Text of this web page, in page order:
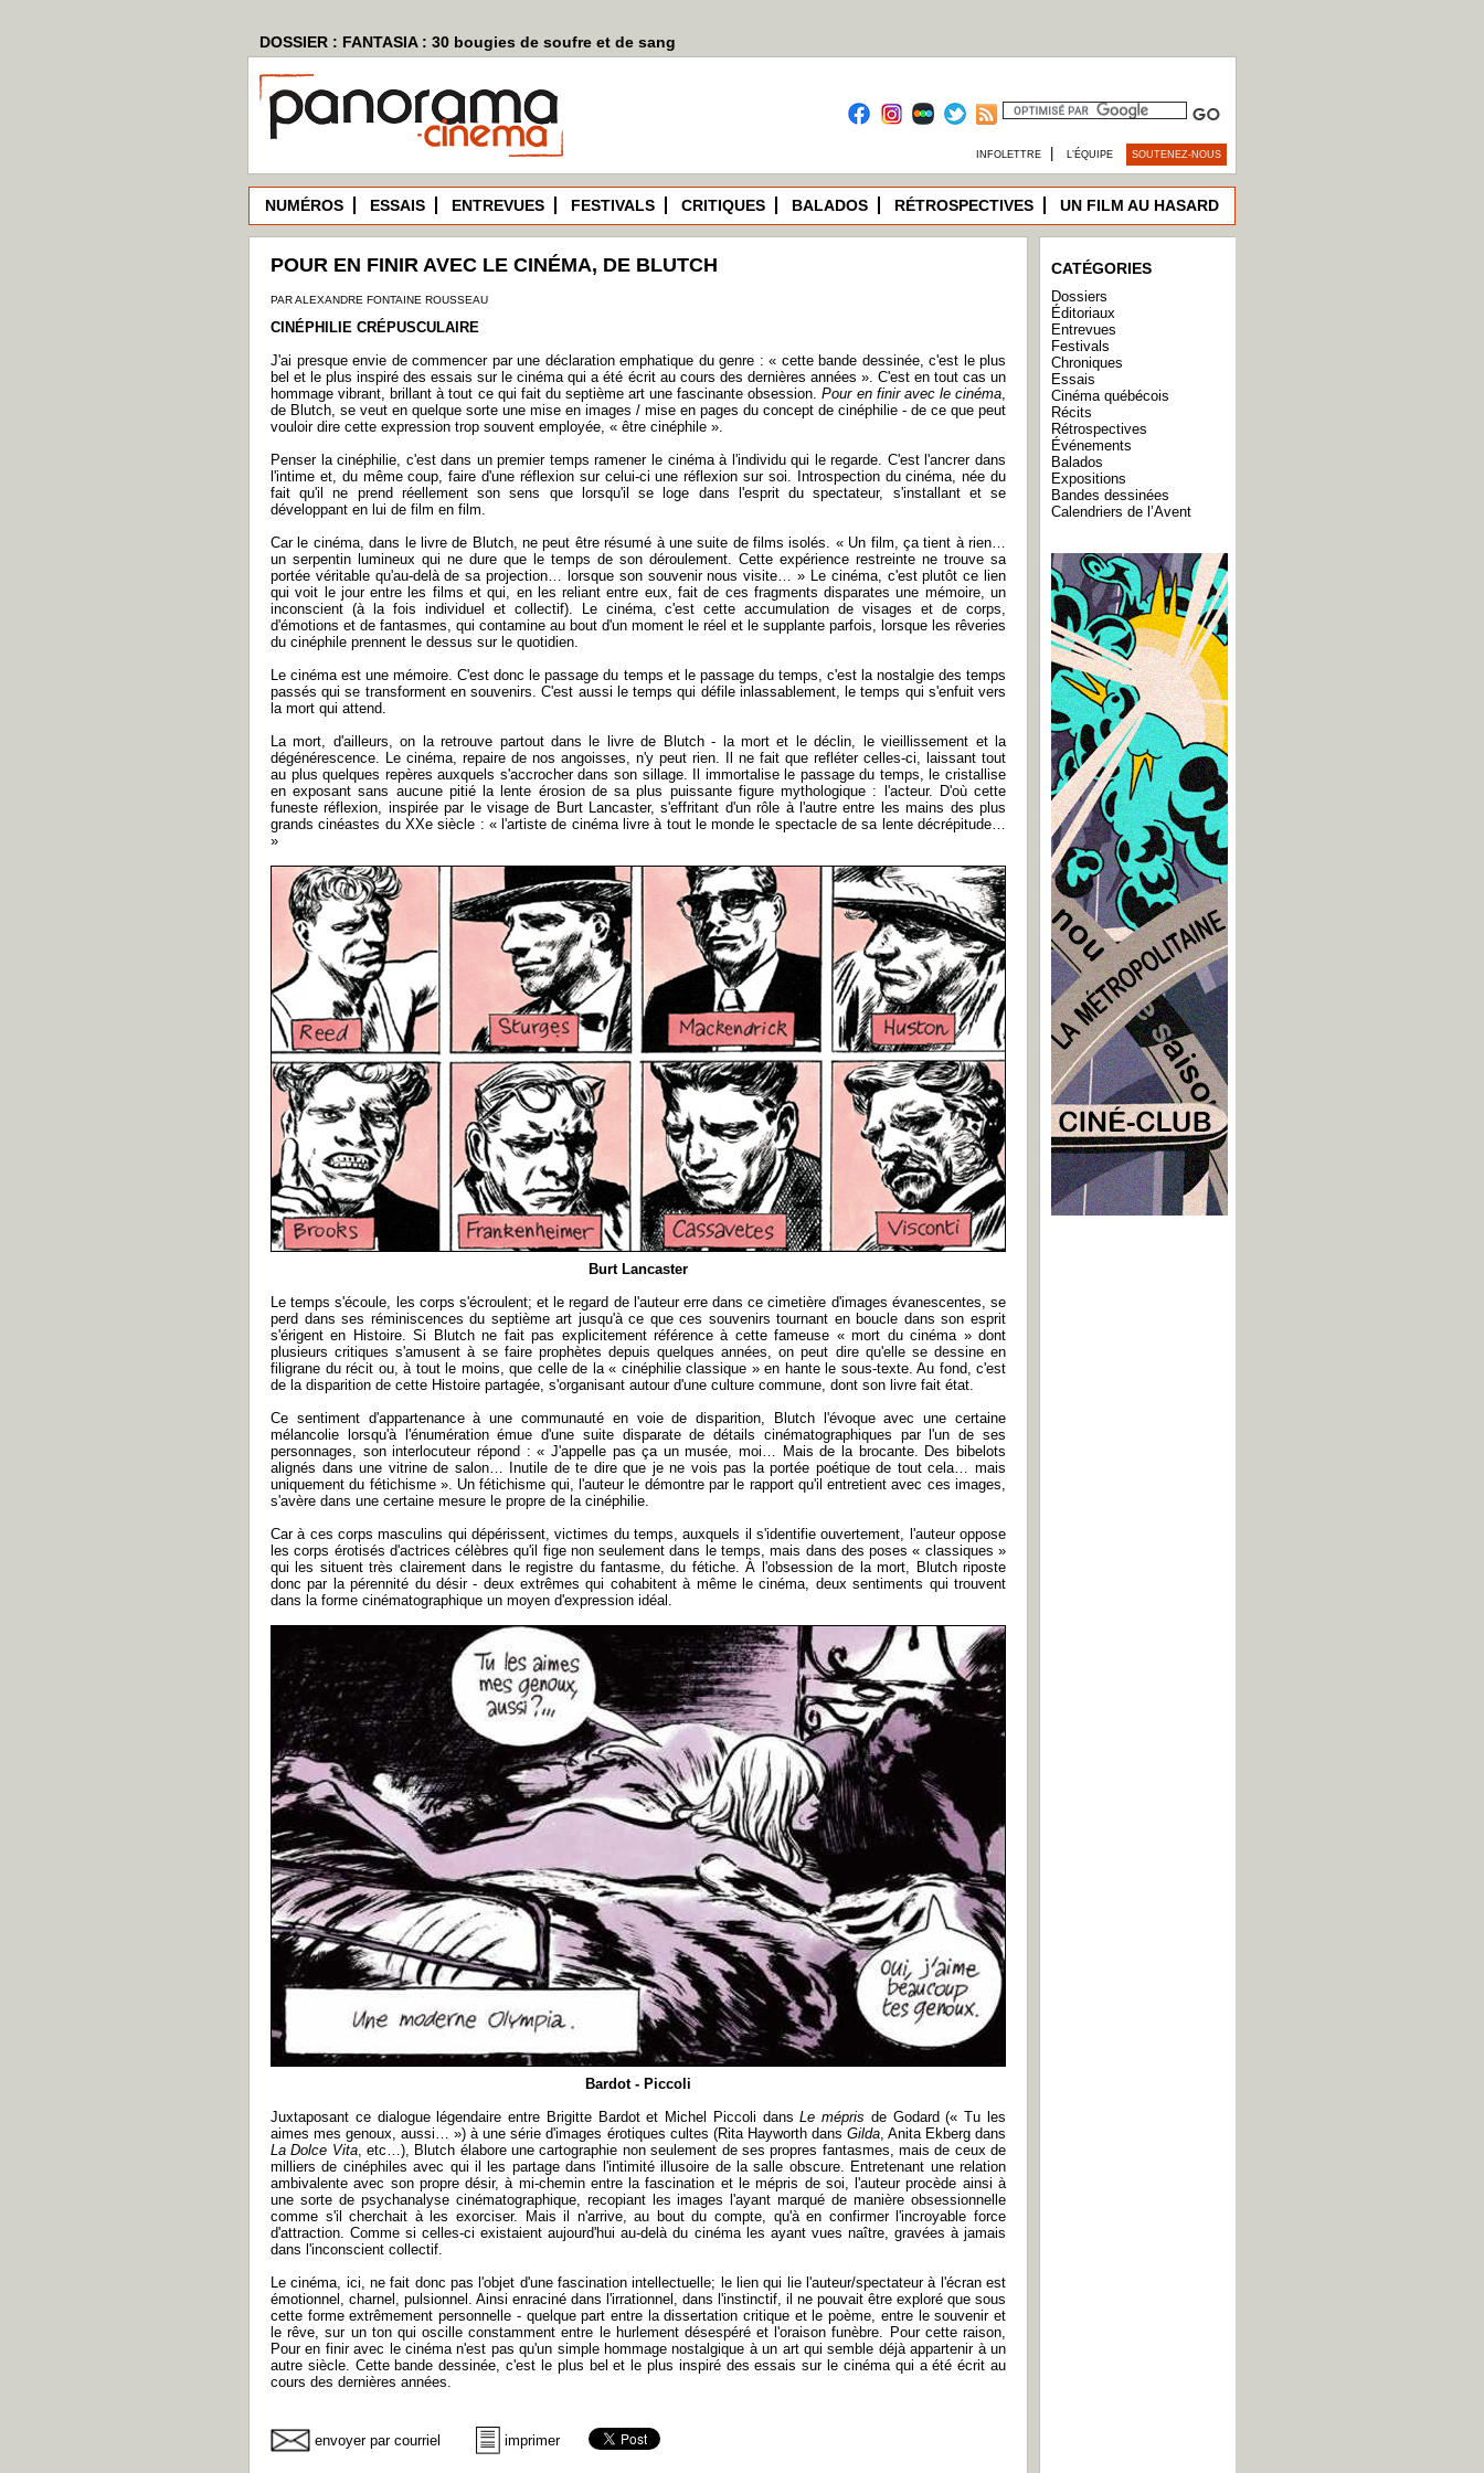
DOSSIER : FANTASIA : 30 bougies de soufre et de sang
INFOLETTRE L’ÉQUIPE SOUTENEZ-NOUS
NUMÉROS ESSAIS ENTREVUES FESTIVALS CRITIQUES BALADOS RÉTROSPECTIVES UN FILM AU HASARD
POUR EN FINIR AVEC LE CINÉMA, DE BLUTCH
PAR ALEXANDRE FONTAINE ROUSSEAU
CINÉPHILIE CRÉPUSCULAIRE
J'ai presque envie de commencer par une déclaration emphatique du genre : « cette bande dessinée, c'est le plus
bel et le plus inspiré des essais sur le cinéma qui a été écrit au cours des dernières années ». C'est en tout cas un
hommage vibrant, brillant à tout ce qui fait du septième art une fascinante obsession.Pour en finir avec le cinéma,
de Blutch, se veut en quelque sorte une mise en images / mise en pages du concept de cinéphilie - de ce que peut
vouloir dire cette expression trop souvent employée, « être cinéphile ».
Penser la cinéphilie, c'est dans un premier temps ramener le cinéma à l'individu qui le regarde. C'est l'ancrer dans
l'intime et, du même coup, faire d'une réflexion sur celui-ci une réflexion sur soi. Introspection du cinéma, née du
fait qu'il ne prend réellement son sens que lorsqu'il se loge dans l'esprit du spectateur, s'installant et se
développant en lui de film en film.
Car le cinéma, dans le livre de Blutch, ne peut être résumé à une suite de films isolés. « Un film, ça tient à rien…
un serpentin lumineux qui ne dure que le temps de son déroulement. Cette expérience restreinte ne trouve sa
portée véritable qu'au-delà de sa projection… lorsque son souvenir nous visite… » Le cinéma, c'est plutôt ce lien
qui voit le jour entre les films et qui, en les reliant entre eux, fait de ces fragments disparates une mémoire, un
inconscient (à la fois individuel et collectif). Le cinéma, c'est cette accumulation de visages et de corps,
d'émotions et de fantasmes, qui contamine au bout d'un moment le réel et le supplante parfois, lorsque les rêveries
du cinéphile prennent le dessus sur le quotidien.
Le cinéma est une mémoire. C'est donc le passage du temps et le passage du temps, c'est la nostalgie des temps
passés qui se transforment en souvenirs. C'est aussi le temps qui défile inlassablement, le temps qui s'enfuit vers
la mort qui attend.
La mort, d'ailleurs, on la retrouve partout dans le livre de Blutch - la mort et le déclin, le vieillissement et la
dégénérescence. Le cinéma, repaire de nos angoisses, n'y peut rien. Il ne fait que refléter celles-ci, laissant tout
au plus quelques repères auxquels s'accrocher dans son sillage. Il immortalise le passage du temps, le cristallise
en exposant sans aucune pitié la lente érosion de sa plus puissante figure mythologique : l'acteur. D'où cette
funeste réflexion, inspirée par le visage de Burt Lancaster, s'effritant d'un rôle à l'autre entre les mains des plus
grands cinéastes du XXe siècle : « l'artiste de cinéma livre à tout le monde le spectacle de sa lente décrépitude…
»
Burt Lancaster
Le temps s'écoule, les corps s'écroulent; et le regard de l'auteur erre dans ce cimetière d'images évanescentes, se
perd dans ses réminiscences du septième art jusqu'à ce que ces souvenirs tournant en boucle dans son esprit
s'érigent en Histoire. Si Blutch ne fait pas explicitement référence à cette fameuse « mort du cinéma » dont
plusieurs critiques s'amusent à se faire prophètes depuis quelques années, on peut dire qu'elle se dessine en
filigrane du récit ou, à tout le moins, que celle de la « cinéphilie classique » en hante le sous-texte. Au fond, c'est
de la disparition de cette Histoire partagée, s'organisant autour d'une culture commune, dont son livre fait état.
Ce sentiment d'appartenance à une communauté en voie de disparition, Blutch l'évoque avec une certaine
mélancolie lorsqu'à l'énumération émue d'une suite disparate de détails cinématographiques par l'un de ses
personnages, son interlocuteur répond : « J'appelle pas ça un musée, moi… Mais de la brocante. Des bibelots
alignés dans une vitrine de salon… Inutile de te dire que je ne vois pas la portée poétique de tout cela… mais
uniquement du fétichisme ». Un fétichisme qui, l'auteur le démontre par le rapport qu'il entretient avec ces images,
s'avère dans une certaine mesure le propre de la cinéphilie.
Car à ces corps masculins qui dépérissent, victimes du temps, auxquels il s'identifie ouvertement, l'auteur oppose
les corps érotisés d'actrices célèbres qu'il fige non seulement dans le temps, mais dans des poses « classiques »
qui les situent très clairement dans le registre du fantasme, du fétiche. À l'obsession de la mort, Blutch riposte
donc par la pérennité du désir - deux extrêmes qui cohabitent à même le cinéma, deux sentiments qui trouvent
dans la forme cinématographique un moyen d'expression idéal.
Bardot - Piccoli
Juxtaposant ce dialogue légendaire entre Brigitte Bardot et Michel Piccoli dansLe mépris de Godard (« Tu les
aimes mes genoux, aussi… ») à une série d'images érotiques cultes (Rita Hayworth dans Gilda, Anita Ekberg dans
La Dolce Vita, etc…), Blutch élabore une cartographie non seulement de ses propres fantasmes, mais de ceux de
milliers de cinéphiles avec qui il les partage dans l'intimité illusoire de la salle obscure. Entretenant une relation
ambivalente avec son propre désir, à mi-chemin entre la fascination et le mépris de soi, l'auteur procède ainsi à
une sorte de psychanalyse cinématographique, recopiant les images l'ayant marqué de manière obsessionnelle
comme s'il cherchait à les exorciser. Mais il n'arrive, au bout du compte, qu'à en confirmer l'incroyable force
d'attraction. Comme si celles-ci existaient aujourd'hui au-delà du cinéma les ayant vues naître, gravées à jamais
dans l'inconscient collectif.
Le cinéma, ici, ne fait donc pas l'objet d'une fascination intellectuelle; le lien qui lie l'auteur/spectateur à l'écran est
émotionnel, charnel, pulsionnel. Ainsi enraciné dans l'irrationnel, dans l'instinctif, il ne pouvait être exploré que sous
cette forme extrêmement personnelle - quelque part entre la dissertation critique et le poème, entre le souvenir et
le rêve, sur un ton qui oscille constamment entre le hurlement désespéré et l'oraison funèbre. Pour cette raison,
Pour en finir avec le cinéma n'est pas qu'un simple hommage nostalgique à un art qui semble déjà appartenir à un
autre siècle. Cette bande dessinée, c'est le plus bel et le plus inspiré des essais sur le cinéma qui a été écrit au
cours des dernières années.
envoyer par courriel imprimer
CATÉGORIES
Dossiers
Éditoriaux
Entrevues
Festivals
Chroniques
Essais
Cinéma québécois
Récits
Rétrospectives
Événements
Balados
Expositions
Bandes dessinées
Calendriers de l’Avent